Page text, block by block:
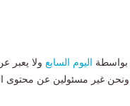
بواسطة اليوم السابع ولا يعبر
ونحن غير مسئولين عن محتوى